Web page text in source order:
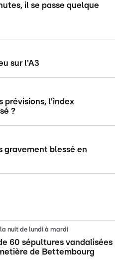
il se passe quelque
sur l'A3
prévisions, l'index
?
gravement blessé en
la nuit de lundi à mardi
60 sépultures vandalisées
de Bettembourg